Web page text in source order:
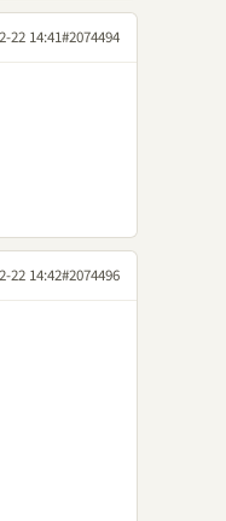
22 14:41#2074494
22 14:42#2074496